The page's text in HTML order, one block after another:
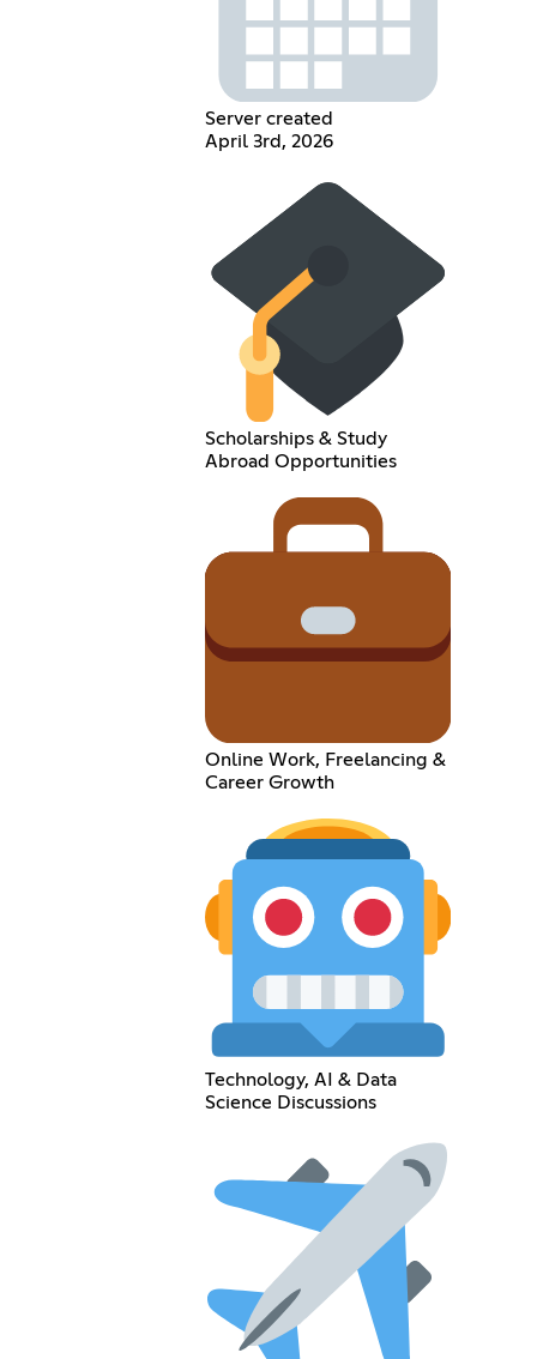
Server created
April 3rd, 2026
Scholarships & Study
Abroad Opportunities
Online Work, Freelancing &
Career Growth
Technology, AI & Data
Science Discussions